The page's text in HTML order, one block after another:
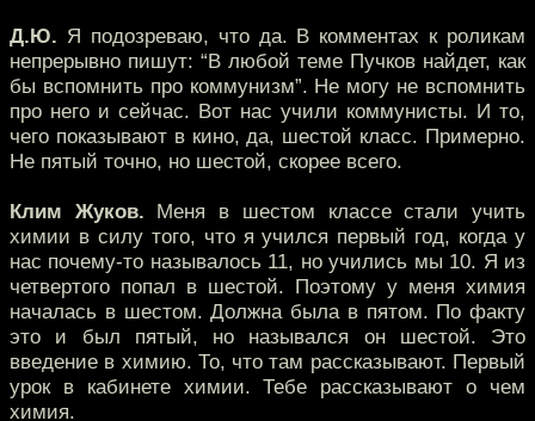
Д.Ю. Я подозреваю, что да. В комментах к роликам
непрерывно пишут: “В любой теме Пучков найдет, как
бы вспомнить про коммунизм”. Не могу не вспомнить
про него и сейчас. Вот нас учили коммунисты. И то,
чего показывают в кино, да, шестой класс. Примерно.
Не пятый точно, но шестой, скорее всего.
Клим Жуков. Меня в шестом классе стали учить
химии в силу того, что я учился первый год, когда у
нас почему-то называлось 11, но учились мы 10. Я из
четвертого попал в шестой. Поэтому у меня химия
началась в шестом. Должна была в пятом. По факту
это и был пятый, но назывался он шестой. Это
введение в химию. То, что там рассказывают. Первый
урок в кабинете химии. Тебе рассказывают о чем
химия.